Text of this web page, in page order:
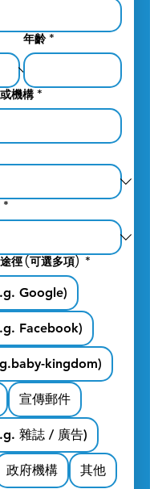
年齡 *
機構 *
*
徑 (可選多項) *
Google)
Facebook)
kingdom)
宣傳郵件
雜誌 / 廣告)
政府機構
其他